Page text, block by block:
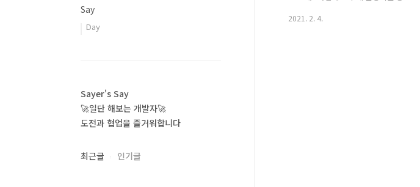
2021. 2. 4.
Say
Day
Sayer's Say
🚀일단 해보는 개발자🚀
도전과 협업을 즐거워합니다
최근글 인기글